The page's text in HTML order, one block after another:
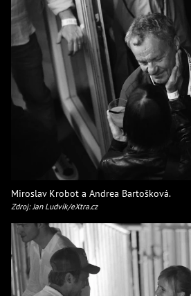
Miroslav Krobot a Andrea Bartošková.
Zdroj: Jan Ludvík/eXtra.cz